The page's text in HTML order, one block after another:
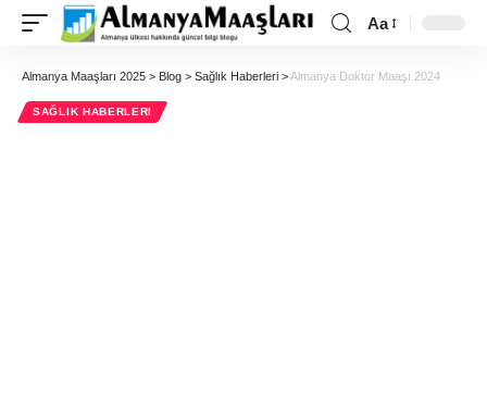
Aa
Almanya Maaşları 2025 > Blog > Sağlık Haberleri >Almanya Doktor Maaşı 2024
SAĞLIK HABERLERI